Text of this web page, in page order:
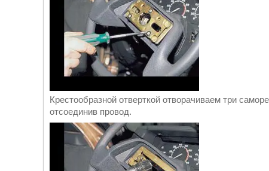
Крестообразной отверткой отворачиваем три
отсоединив провод.